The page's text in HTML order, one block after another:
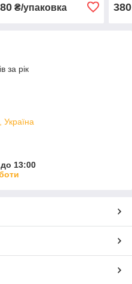
₴/упаковка 380
за рік
13:00